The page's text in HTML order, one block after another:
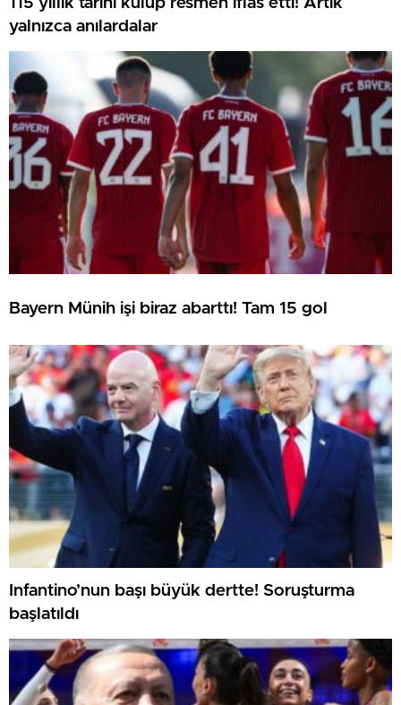
yalnızca anılardalar
Bayern Münih işi biraz abarttı! Tam 15 gol
Infantino’nun başı büyük dertte! Soruşturma
başlatıldı